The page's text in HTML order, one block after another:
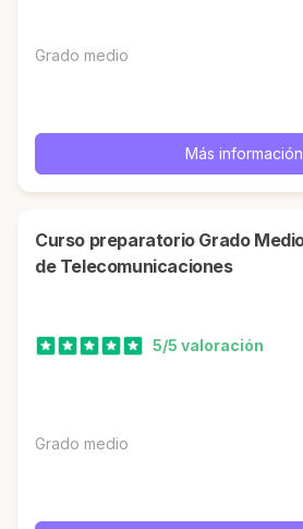
Grado medio
Más información
Curso preparatorio Grado Medio en Instalaciones
de Telecomunicaciones
5/5 valoración
Grado medio